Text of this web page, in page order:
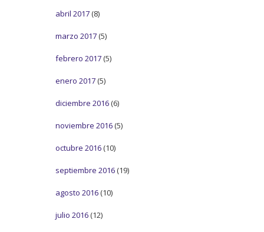
abril 2017 (8)
marzo 2017 (5)
febrero 2017 (5)
enero 2017 (5)
diciembre 2016 (6)
noviembre 2016 (5)
octubre 2016 (10)
septiembre 2016 (19)
agosto 2016 (10)
julio 2016 (12)